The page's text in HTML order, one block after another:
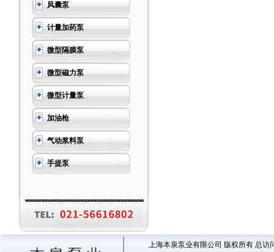
风囊泵
计量加药泵
微型隔膜泵
微型磁力泵
微型计量泵
加油枪
气动浆料泵
手提泵
上海本泉泵业有限公司 版权所有 总访